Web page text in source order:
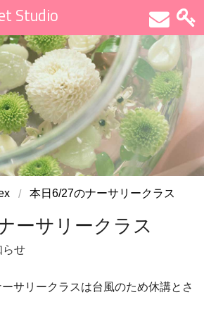
Studio
本日6/27のナーサリークラス
ーサリークラス
らせ
サリークラスは台風のため休講とさ